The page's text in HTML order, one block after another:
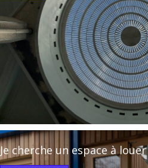
Je cherche un espace à louer